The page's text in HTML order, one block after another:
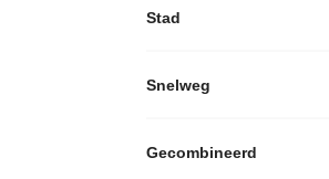
Stad
Snelweg
Gecombineerd